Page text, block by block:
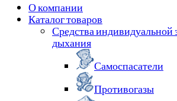
О компании
Каталог товаров
Средства индивидуальной
дыхания
Самоспасатели
Противогазы